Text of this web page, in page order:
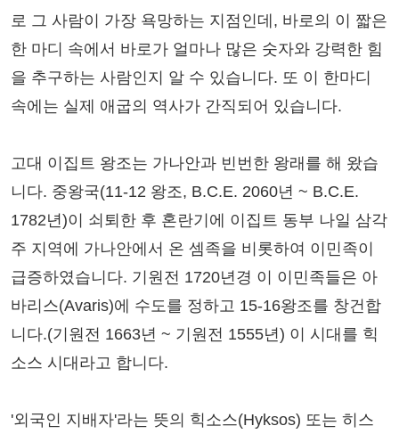
로 그 사람이 가장 욕망하는 지점인데, 바로의 이 짧은
한 마디 속에서 바로가 얼마나 많은 숫자와 강력한 힘
을 추구하는 사람인지 알 수 있습니다. 또 이 한마디
속에는 실제 애굽의 역사가 간직되어 있습니다.
고대 이집트 왕조는 가나안과 빈번한 왕래를 해 왔습
니다. 중왕국(11-12 왕조, B.C.E. 2060년 ~ B.C.E.
1782년)이 쇠퇴한 후 혼란기에 이집트 동부 나일 삼각
주 지역에 가나안에서 온 셈족을 비롯하여 이민족이
급증하였습니다. 기원전 1720년경 이 이민족들은 아
바리스(Avaris)에 수도를 정하고 15-16왕조를 창건합
니다.(기원전 1663년 ~ 기원전 1555년) 이 시대를 힉
소스 시대라고 합니다.
'외국인 지배자'라는 뜻의 힉소스(Hyksos) 또는 히스